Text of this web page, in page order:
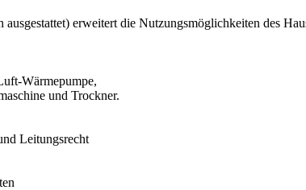
erweitert die Nutzungsmöglichkeiten des
Wärmepumpe,
und Trockner.
Leitungsrecht